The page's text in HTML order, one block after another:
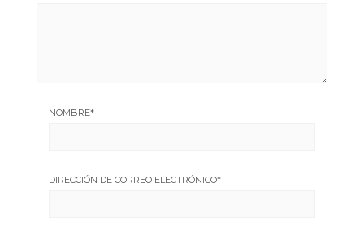
NOMBRE*
DIRECCIÓN DE CORREO ELECTRÓNICO*